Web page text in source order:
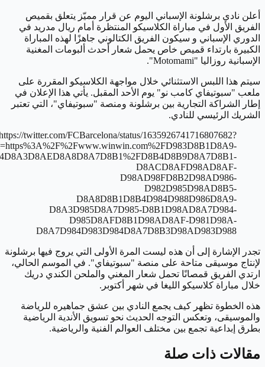
أعلن نادي برشلونة الإسباني اليوم عن قرار مميّز يتعلق بقميص
الفريق الأول في مباراة الكلاسيكو المنتظرة أمام ريال مدريد في
الدوري الإسباني و سيكون الفريق الكتالوني جاهزًا لهذه المباراة
الكبيرة بارتداء قميص خاص يحمل شعار أحدث ألبومات المغنية
الإسبانية روزاليا "Motomami".
سيتم هذا اللبس الاستثنائي خلال مواجهة الكلاسيكو المقررة على
ملعب "سبوتيفاي كامب نو" يوم الأحد المقبل. يأتي هذا الإعلان في
إطار الشراكة التجارية بين برشلونة ومنصة "سبوتيفاي"، التي تعتبر
الشريك الرئيسي للنادي.
twitter.com/FCBarcelona/status/1635926741716807682?
D8ACD8AFD98AD8AF-
D98AD98FD8B2D98AD986-
D982D985D98AD8B5-
D8A8D8B1D8B4D984D988D986D8A9-
D8A3D985D8A7D985-D8B1D98AD8A7D984-
D985D8AFD8B1D98AD8AF-D981D98A-
D8A7D984D983D984D8A7D8B3D98AD983D988
تجدر الإشارة إلى أن هذه ليست المرة الأولى التي يروج فيها برشلونة
لإنتاج موسيقى متاحة على منصة "سبوتيفاي". في الموسم الحالي،
ارتدي الفريق قمصانًا تحمل شعار المغني والملحن الكندي دريك
خلال مباراة كلاسيكو الليغا في شهر أكتوبر.
هذه الخطوة تظهر كيف يجمع النادي بين عشق جماهيره للرياضة
والموسيقى، وتعكس التوجه الحديث نحو تسويق الأندية الرياضية
بطرق إبداعية تجمع بين مختلف العوالم الفنية والرياضية.
مقالات ذات صلة